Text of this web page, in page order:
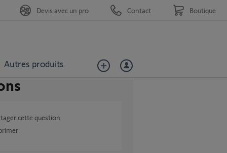
Autres produits
Devis avec un pro Contact Boutique
cette question